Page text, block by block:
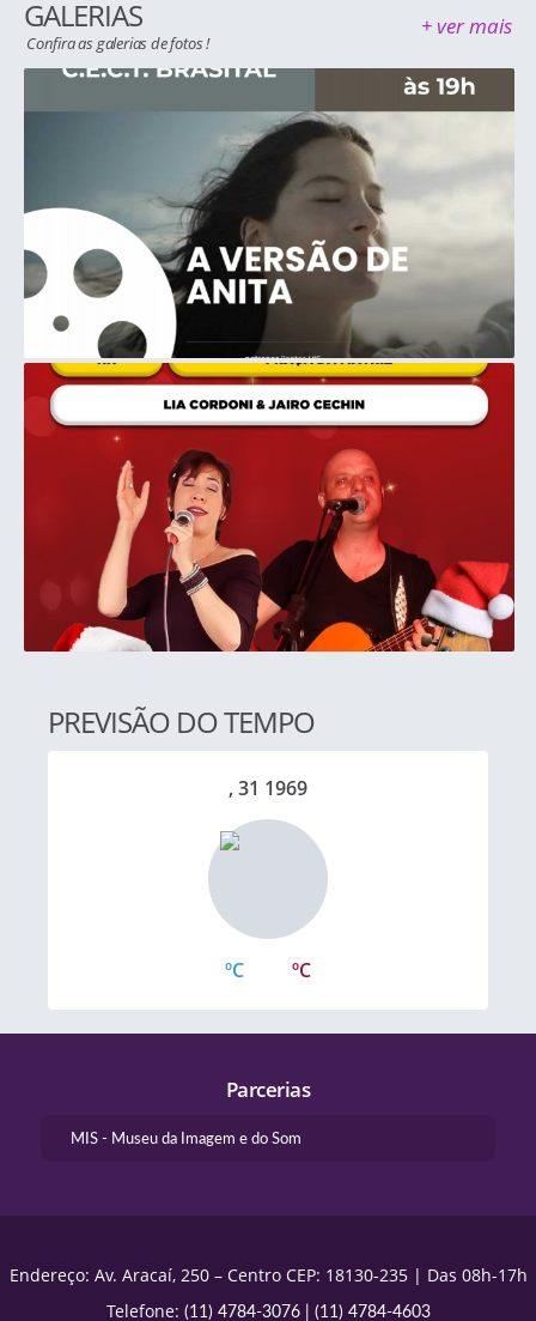
GALERIAS
Confira as galerias de fotos !
+ ver mais
PREVISÃO DO TEMPO
, 31 1969
ºC ºC
Parcerias
MIS - Museu da Imagem e do Som
Endereço: Av. Aracaí, 250 – Centro CEP: 18130-235 | Das 08h-17h
Telefone: (11) 4784-3076 | (11) 4784-4603